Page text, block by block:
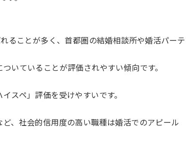
ることが多く、首都圏の結婚相談所や婚活パーテ
いていることが評価されやすい傾向です。
スペ」評価を受けやすいです。
、社会的信用度の高い職種は婚活でのアピール